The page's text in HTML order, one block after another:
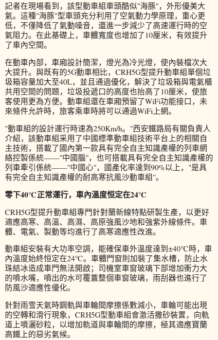
記者在現場看到，該型動車組車頭酷似"海豚"，外形優美大
氣。這種"海豚"型車頭充分利用了空氣動力學原理，重心更
低，不僅降低了氣動噪音，還進一步減少了高速運行時的空
氣阻力。在此基礎上，車體寬度也增加了10厘米，有效提升
了車內空間。
在動車內部，車廂設計簡潔，燈光為冷光燈，使內裝檔次大
大提升。與既有的5G動車相比，CRH5G型提升動車組單個垃
圾箱容量加大至40L，並且通過優化，解決了垃圾箱與電氣櫃
共用空間的問題，垃圾投遞口的高度也抬高了10厘米，使旅
客使用更為方便。動車組還在車廂預留了WiFi功能接口，未
來條件允許時，旅客乘車時將可以通過WiFi上網。
"動車組的設計運行時速為250Km/h。"西安鐵路局有關負責人
介紹，該動車組采用了中國標準動車組技術平台上的相關自
主技術，搭載了國內第一款具有完全自主知識產權的列車網
絡控製係統——"中國腦"，也可搭載具有完全自主知識產權的
列車牽引係統——"中國心"，國產化率達到90%以上，"是具
有完全自主知識產權的耐高寒抗風沙動車組"。
零下40℃正常運行，車內溫度恒定在24℃
CRH5G型提升動車組專門針對蘭新線特點研製生產，以更好
適應高寒、高溫、高濕、高原強風沙地和強紫外線條件。車
體、電氣、製動等均進行了高寒適應性改進。
動車組安裝有大功率空調，能確保車外溫度達到±40℃時，車
內溫度始終恒定在24℃。車體門窗則加裝了集水槽，防止水
珠結冰造成車門無法開啟；司機室車窗玻璃下部增加衝力大
的噴水嘴，噴出的水可覆蓋整個車窗玻璃，雨刮器也進行了
防風沙適應性優化。
針對雨雪天氣時鋼軌與車輪間摩擦係數減小，車輪可能出現
的空轉和滑行現象，CRH5G型動車組會激活撒砂裝置，向軌
道上噴灑砂粒，以增加軌道與車輪間的摩擦，極其適應寶蘭
高鐵上的惡劣氣候。